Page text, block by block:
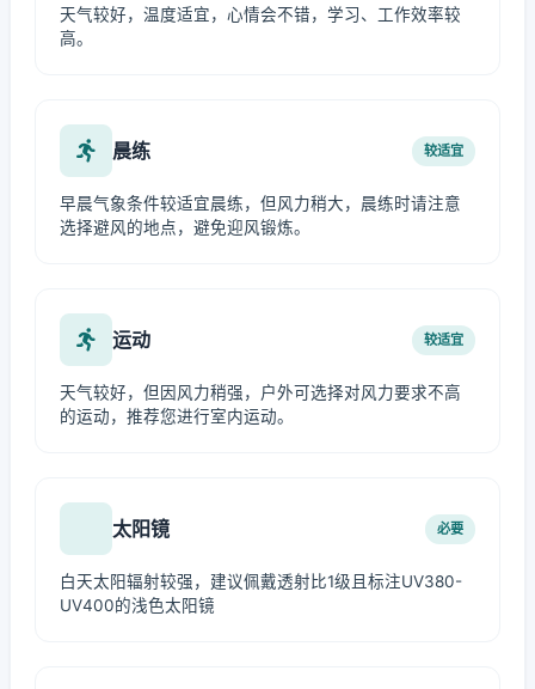
天气较好，温度适宜，心情会不错，学习、工作效率较
高。
晨练 较适宜
早晨气象条件较适宜晨练，但风力稍大，晨练时请注意
选择避风的地点，避免迎风锻炼。
运动 较适宜
天气较好，但因风力稍强，户外可选择对风力要求不高
的运动，推荐您进行室内运动。
太阳镜 必要
白天太阳辐射较强，建议佩戴透射比1级且标注UV380-
UV400的浅色太阳镜